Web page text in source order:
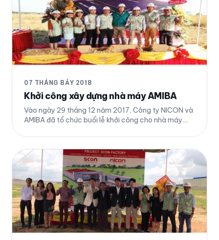
07 THÁNG BẢY 2018
Khởi công xây dựng nhà máy AMIBA
Vào ngày 29 tháng 12 năm 2017, Công ty NICON và
AMIBA đã tổ chức buổi lễ khởi công cho nhà máy
Singapore II.A , thị xã Tân Uyên, tỉnh Bình Dương. Chi
tiết